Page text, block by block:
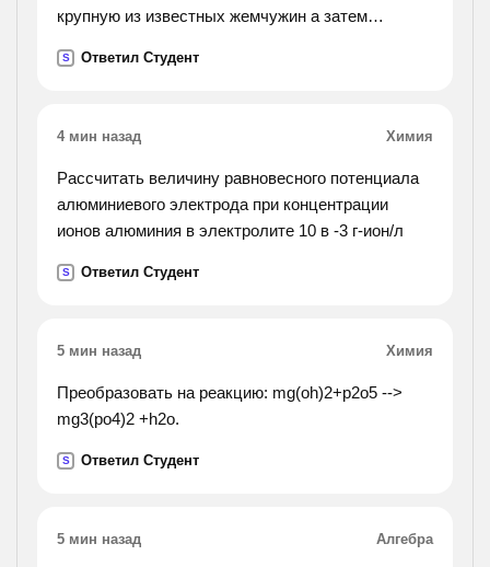
крупную из известных жемчужин а затем
времени какую реакцию осуществила клеопатра
S Ответил Студент
4 мин назад Химия
Рассчитать величину равновесного потенциала
алюминиевого электрода при концентрации
ионов алюминия в электролите 10 в -3 г-ион/л
S Ответил Студент
5 мин назад Химия
Преобразовать на реакцию: mg(oh)2+p2o5 -->
mg3(po4)2 +h2o.
S Ответил Студент
5 мин назад Алгебра